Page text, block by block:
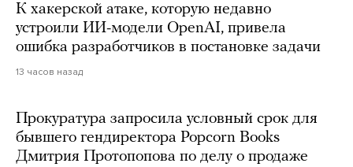
К хакерской атаке, которую недавно
устроили ИИ-модели OpenAI, привела
ошибка разработчиков в постановке задачи
13 часов назад
Прокуратура запросила условный срок для
бывшего гендиректора Popcorn Books
Дмитрия Протопопова по делу о продаже